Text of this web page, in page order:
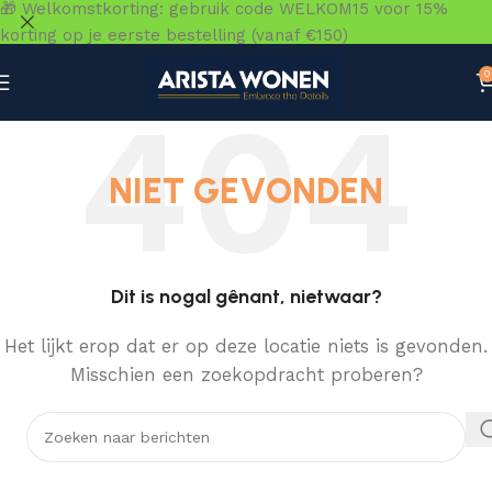
0
NIET GEVONDEN
Dit is nogal gênant, nietwaar?
Het lijkt erop dat er op deze locatie niets is gevonden.
Misschien een zoekopdracht proberen?
🎁 Welkomstkorting: gebruik code WELKOM15 voor 15%
korting op je eerste bestelling (vanaf €150)